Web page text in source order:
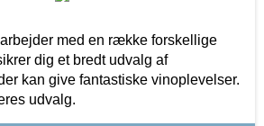
med en række forskellige
dig et bredt udvalg af
kan give fantastiske vinoplevelser.
udvalg.